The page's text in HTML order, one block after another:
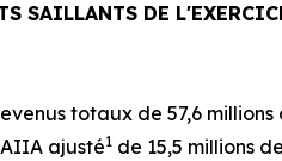
SAILLANTS DE
totaux de 57,6
ajusté1 de 15,5 millions